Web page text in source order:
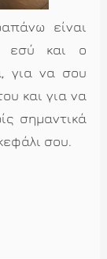
είναι
εσύ και ο
για να σου
και για να
σημαντικά
σου.